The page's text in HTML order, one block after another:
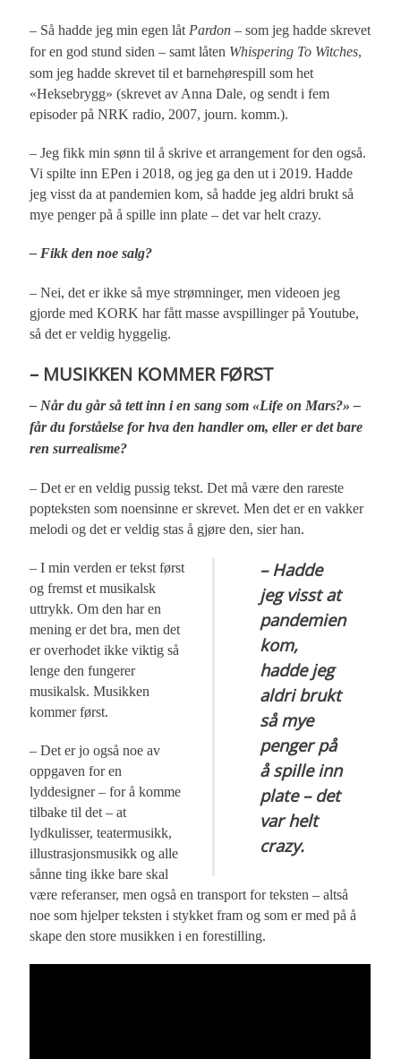
– Så hadde jeg min egen låt Pardon – som jeg hadde skrevet
for en god stund siden – samt låten Whispering To Witches,
som jeg hadde skrevet til et barnehørespill som het
«Heksebrygg» (skrevet av Anna Dale, og sendt i fem
episoder på NRK radio, 2007, journ. komm.).
– Jeg fikk min sønn til å skrive et arrangement for den også.
Vi spilte inn EPen i 2018, og jeg ga den ut i 2019. Hadde
jeg visst da at pandemien kom, så hadde jeg aldri brukt så
mye penger på å spille inn plate – det var helt crazy.
– Fikk den noe salg?
– Nei, det er ikke så mye strømninger, men videoen jeg
gjorde med KORK har fått masse avspillinger på Youtube,
så det er veldig hyggelig.
– MUSIKKEN KOMMER FØRST
– Når du går så tett inn i en sang som «Life on Mars?» –
får du forståelse for hva den handler om, eller er det bare
ren surrealisme?
– Det er en veldig pussig tekst. Det må være den rareste
popteksten som noensinne er skrevet. Men det er en vakker
melodi og det er veldig stas å gjøre den, sier han.
– Hadde
jeg visst at
pandemien
kom,
hadde jeg
aldri brukt
så mye
penger på
å spille inn
plate – det
var helt
crazy.
– I min verden er tekst først
og fremst et musikalsk
uttrykk. Om den har en
mening er det bra, men det
er overhodet ikke viktig så
lenge den fungerer
musikalsk. Musikken
kommer først.
– Det er jo også noe av
oppgaven for en
lyddesigner – for å komme
tilbake til det – at
lydkulisser, teatermusikk,
illustrasjonsmusikk og alle
sånne ting ikke bare skal
være referanser, men også en transport for teksten – altså
noe som hjelper teksten i stykket fram og som er med på å
skape den store musikken i en forestilling.